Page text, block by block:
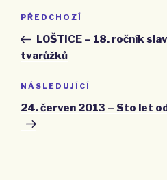
Navigace
příspěvek
Předchozí
příspěvek
PŘEDCHOZÍ
LOŠTICE – 18. ročník
tvarůžků
Následující
příspěvek
NÁSLEDUJÍCÍ
24. červen 2013 – Sto let